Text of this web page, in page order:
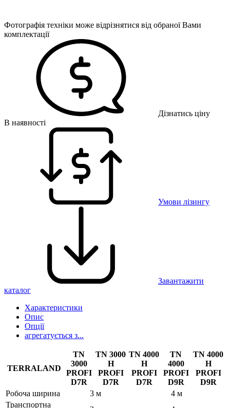
Фотографія техніки може відрізнятися від обраної Вами
комплектації
Дізнатись ціну
В наявності
Умови лізингу
Завантажити
каталог
Характеристики
Опис
Опції
агрегатується з...
TERRALAND
TN
3000
PROFI
D7R
TN 3000
H
PROFI
D7R
TN 4000
H
PROFI
D7R
TN
4000
PROFI
D9R
TN 4000
H
PROFI
D9R
Робоча ширина
3 м
4 м
Транспортна